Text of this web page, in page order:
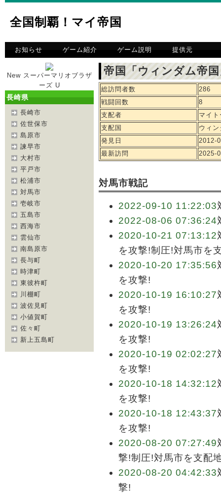
全国制覇！マイ帝国
お知らせ ゲーム紹介 ゲーム説明 提供元
New スーパーマリオブラザ
ーズ U
長崎県
長崎市
佐世保市
島原市
諫早市
大村市
平戸市
松浦市
対馬市
壱岐市
五島市
西海市
雲仙市
南島原市
長与町
時津町
東彼杵町
川棚町
波佐見町
小値賀町
佐々町
新上五島町
帝国「ウィンダム帝
総訪問者数
286
戦闘回数
8
支配者
マイト
支配国
ウィ
発見日
2012-
最新訪問
2025-
対馬市戦記
2022-09-10 11:22:03
2022-08-06 07:36:24
2020-10-21 07:13:12
を攻撃!制圧!対馬市を
2020-10-20 17:35:56
を攻撃!
2020-10-19 16:10:27
を攻撃!
2020-10-19 13:26:24
を攻撃!
2020-10-19 02:02:27
を攻撃!
2020-10-18 14:32:12
を攻撃!
2020-10-18 12:43:37
を攻撃!
2020-08-20 07:27:49
撃!制圧!対馬市を支配
2020-08-20 04:42:33
撃!